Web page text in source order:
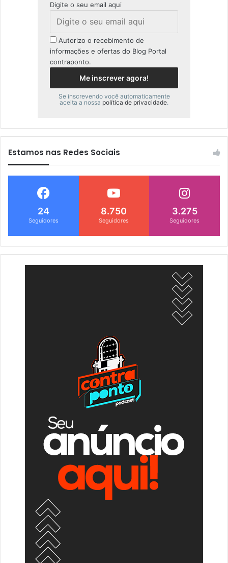
Digite o seu email aqui
Autorizo o recebimento de
informações e ofertas do Blog Portal
contraponto.
Se inscrevendo você automaticamente
aceita a nossa política de privacidade.
Estamos nas Redes Sociais
24
Seguidores
8.750
Seguidores
3.275
Seguidores